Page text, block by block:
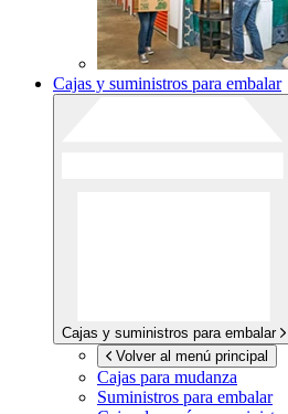
Cajas y suministros para embalar
Cajas y suministros para embalar
Volver al menú principal
Cajas para mudanza
Suministros para embalar